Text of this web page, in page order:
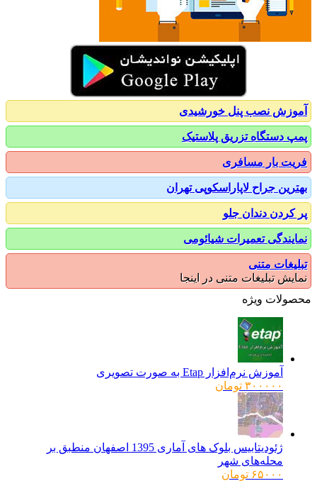
نصب پنل خورشیدی
دستگاه تزریق پلاستیک
بار مسافری
جراح لاپاراسکوپی تهران
دندان جلو
تعمیرات شیائومی
متنی
تبلیغات متنی در اینجا
ویژه
آموزش نرم‌افزار Etap به صورت تصویری
۳۰۰۰۰۰ تومان
ژئودیتابیس بلوک های آماری 1395 اصفهان منطبق بر
محله‌های شهر
۶۵۰۰۰ تومان